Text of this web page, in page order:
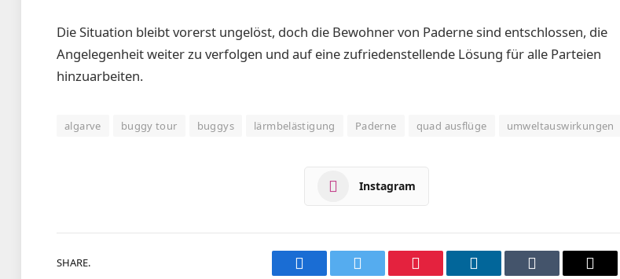
Die Situation bleibt vorerst ungelöst, doch die Bewohner von Paderne sind entschlossen, die
Angelegenheit weiter zu verfolgen und auf eine zufriedenstellende Lösung für alle Parteien
hinzuarbeiten.
algarve buggy tour buggys lärmbelästigung Paderne quad ausflüge umweltauswirkungen
Instagram
SHARE. FacebookTwitter PinterestLinkedInTumblr Email